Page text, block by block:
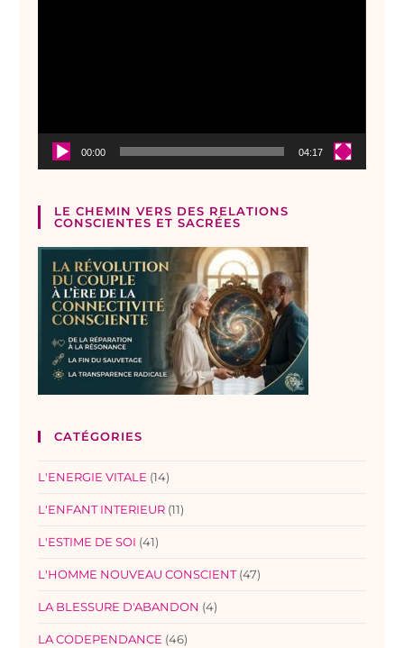
00:00 04:17
LE CHEMIN VERS DES RELATIONS
CONSCIENTES ET SACRÉES
CATÉGORIES
L'ENERGIE VITALE (14)
L'ENFANT INTERIEUR (11)
L'ESTIME DE SOI (41)
L'HOMME NOUVEAU CONSCIENT (47)
LA BLESSURE D'ABANDON (4)
LA CODEPENDANCE (46)